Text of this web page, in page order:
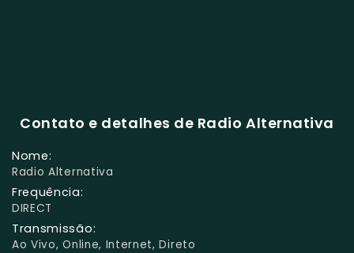
Contato e detalhes de Radio Alternativa
Nome:
Radio Alternativa
Frequência:
DIRECT
Transmissão:
Ao Vivo, Online, Internet, Direto